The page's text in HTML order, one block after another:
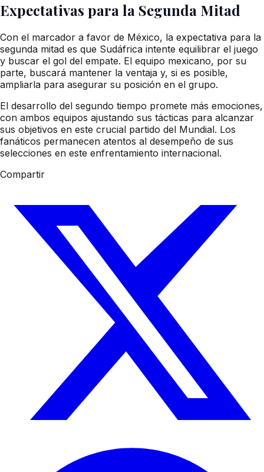
Expectativas para la Segunda Mitad
Con el marcador a favor de México, la expectativa para la
segunda mitad es que Sudáfrica intente equilibrar el juego
y buscar el gol del empate. El equipo mexicano, por su
parte, buscará mantener la ventaja y, si es posible,
ampliarla para asegurar su posición en el grupo.
El desarrollo del segundo tiempo promete más emociones,
con ambos equipos ajustando sus tácticas para alcanzar
sus objetivos en este crucial partido del Mundial. Los
fanáticos permanecen atentos al desempeño de sus
selecciones en este enfrentamiento internacional.
Compartir